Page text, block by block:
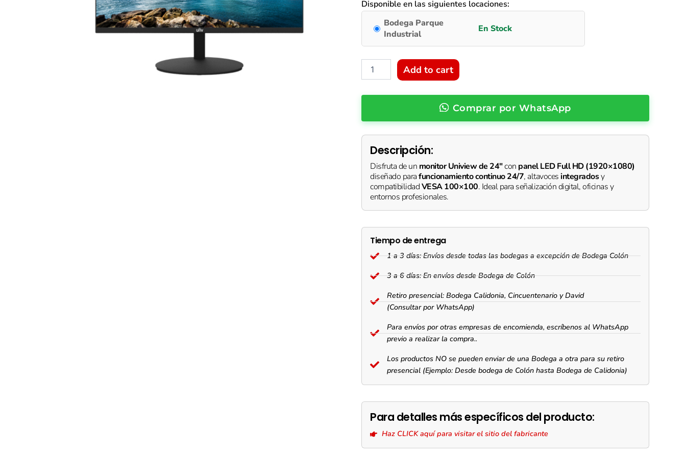
Disponible en las siguientes locaciones:
Bodega Parque
Industrial
FHD
MONITOR
VESA
***PROMOCIÓN
HASTA
Add to cart
Comprar por WhatsApp
Descripción:
Disfruta de un monitor Uniview de 24"con panel LED Full HD (1920×1080)
diseñado parafuncionamiento continuo 24/7, altavocesintegradosy
compatibilidadVESA 100×100. Ideal para señalización digital, oficinas y
entornos profesionales.
Tiempo de entrega
1 a 3 días: Envíos desde todas las bodegas a excepción de Bodega Colón
3 a 6 días: En envíos desde Bodega de Colón
Retiro presencial: Bodega Calidonia, Cincuentenario y David
(Consultar por WhatsApp)
Para envíos por otras empresas de encomienda, escríbenos al WhatsApp
previo a realizar la compra..
Los productos NO se pueden enviar de una Bodega a otra para su retiro
presencial (Ejemplo: Desde bodega de Colón hasta Bodega de Calidonia)
Para detalles más específicos del producto:
Haz CLICK aquí para visitar el sitio del fabricante